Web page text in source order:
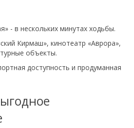
- в нескольких минутах ходьбы.
Кирмаш», кинотеатр «Аврора»,
объекты.
доступность и продуманная